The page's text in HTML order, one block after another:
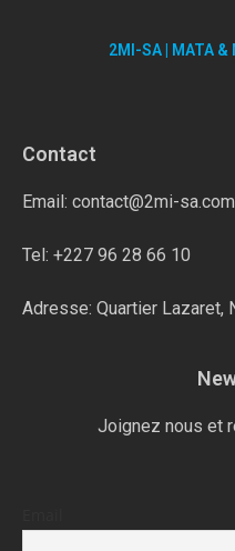
2MI-SA | MATA &
Contact
Email: contact@2mi-sa.com
Tel: +227 96 28 66 10
Adresse: Quartier Lazaret,
Joignez nous et